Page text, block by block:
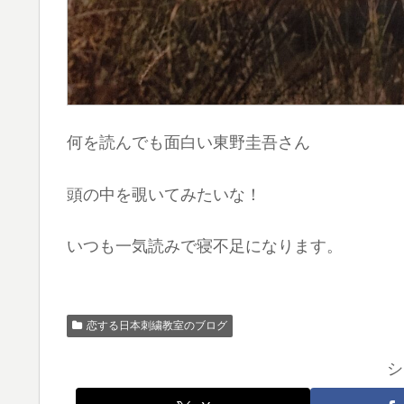
何を読んでも面白い東野圭吾さん
頭の中を覗いてみたいな！
いつも一気読みで寝不足になります。
恋する日本刺繍教室のブログ